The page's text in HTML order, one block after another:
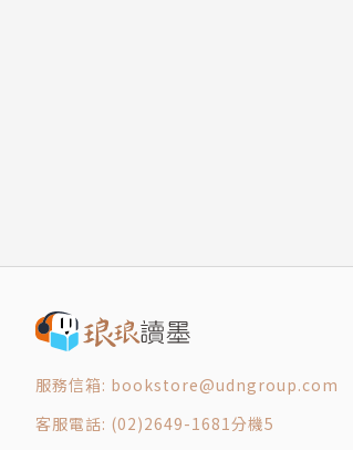
服務信箱: bookstore@udngroup.com
客服電話: (02)2649-1681分機5